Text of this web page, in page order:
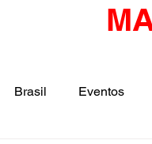
Brasil Eventos